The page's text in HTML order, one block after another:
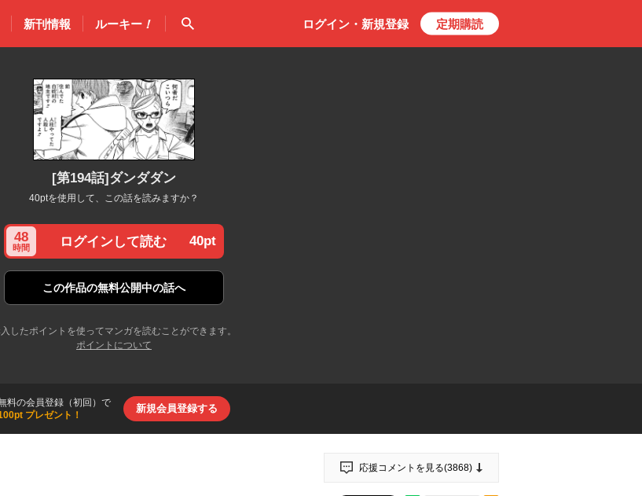
新刊情報 ルーキー！ 検索 ログイン・ 新規登録 定期購読
[第194話]ダンダダン
40ptを使用して、この話を読みますか？
48
時間 ログインして読む 40pt
この作品の無料公開中の話へ
したポイントを使ってマンガを読むことができます。
ポイントについて
料の会員登録（初回）で
プレゼント！
新規会員登録する
応援コメントを見る(3868)